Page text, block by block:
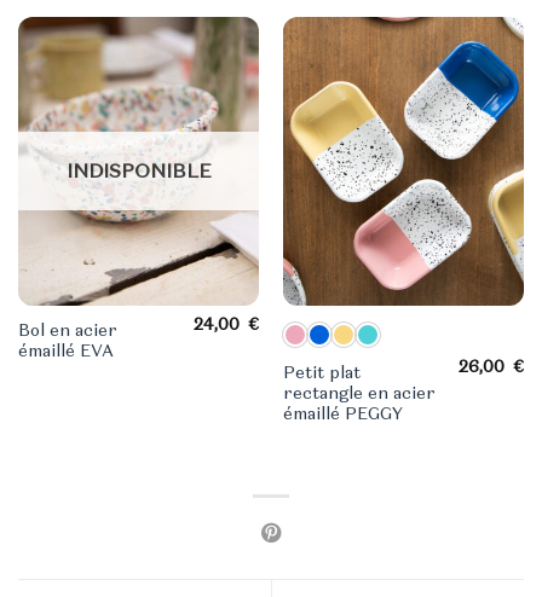
INDISPONIBLE
Bol en acier
émaillé EVA
24,00€
Petit plat
rectangle en acier
émaillé PEGGY
26,00€